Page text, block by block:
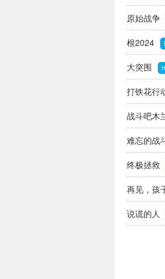
原始战争
根2024
大突围
打铁花行
战斗吧木
难忘的战
终极拯救
再见，孩
说谎的人